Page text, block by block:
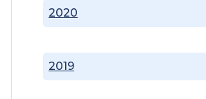
2019
2020